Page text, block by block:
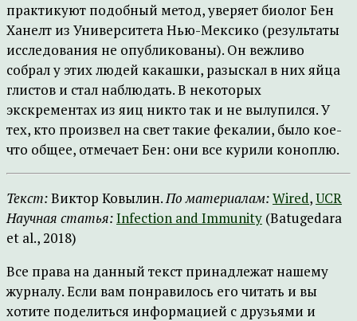
практикуют подобный метод, уверяет биолог Бен
Ханелт из Университета Нью-Мексико (результаты
исследования не опубликованы). Он вежливо
собрал у этих людей какашки, разыскал в них яйца
глистов и стал наблюдать. В некоторых
экскрементах из яиц никто так и не вылупился. У
тех, кто произвел на свет такие фекалии, было кое-
что общее, отмечает Бен: они все курили коноплю.
Текст:Виктор Ковылин.По материалам:Wired,UCR
Научная статья:Infection and Immunity (Batugedara
et al., 2018)
Все права на данный текст принадлежат нашему
журналу. Если вам понравилось его читать и вы
хотите поделиться информацией с друзьями и